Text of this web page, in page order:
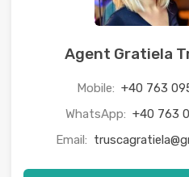
Agent Gratiela
Mobile: +40 763
WhatsApp: +40 763
Email: